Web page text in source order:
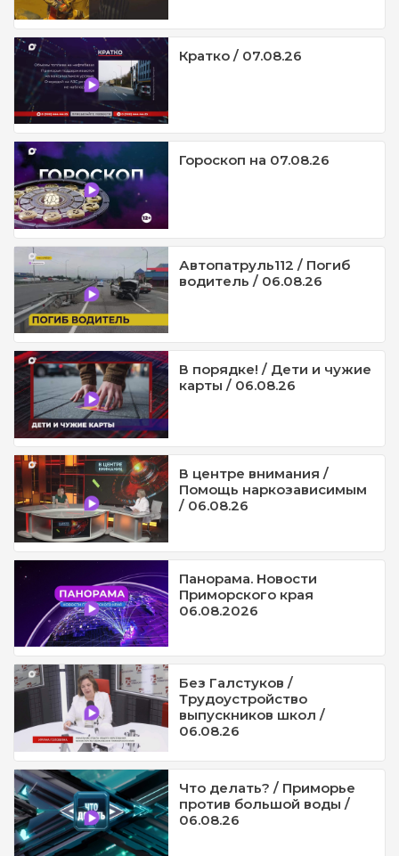
Кратко / 07.08.26
Гороскоп на 07.08.26
Автопатруль112 / Погиб
водитель / 06.08.26
В порядке! / Дети и чужие
карты / 06.08.26
В центре внимания /
Помощь наркозависимым
/ 06.08.26
Панорама. Новости
Приморского края
06.08.2026
Без Галстуков /
Трудоустройство
выпускников школ /
06.08.26
Что делать? / Приморье
против большой воды /
06.08.26